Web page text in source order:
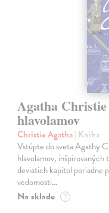
Agatha
hlavolamov
Christie Agatha| Kniha
Vstúpte do sveta Agathy
hlavolamov,
deviatich kapitol poriadne
vedomosti…
Na sklade ?